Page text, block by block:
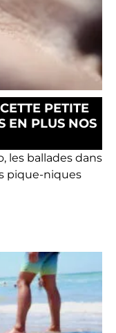
PETITE
EN PLUS NOS
les ballades dans
pique-niques